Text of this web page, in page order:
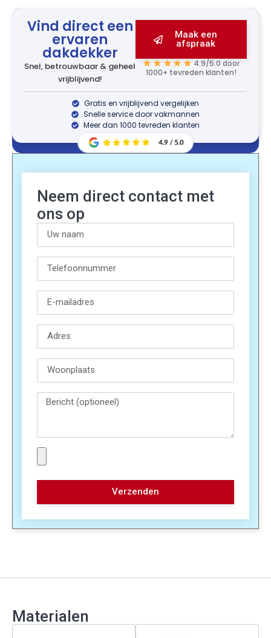
Vind direct een
ervaren
dakdekker
Snel, betrouwbaar & geheel
vrijblijvend!
Maak een
afspraak
4.9/5.0 door
1000+ tevreden klanten!
Gratis en vrijblijvend vergelijken
Snelle service door vakmannen
Meer dan 1000 tevreden klanten
Neem direct contact met
ons op
Verzenden
Materialen